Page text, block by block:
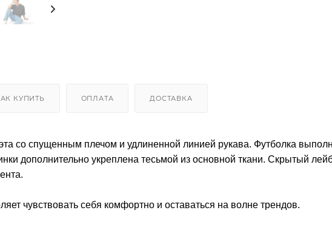
КУПИТЬ ОПЛАТА ДОСТАВКА
со спущенным плечом и удлиненной линией рукава. Футболка
дополнительно укреплена тесьмой из основной ткани. Скрытый
чувствовать себя комфортно и оставаться на волне трендов.